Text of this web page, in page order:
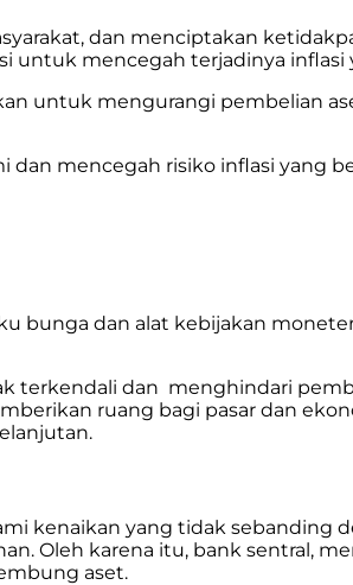
dan menciptakan
untuk mencegah terjadinya inflasi
untuk mengurangi pembelian
mencegah risiko inflasi yang
bunga dan alat kebijakan
terkendali dan menghindari
ruang bagi pasar dan
kenaikan yang tidak sebanding
Oleh karena itu, bank sentral,
aset.